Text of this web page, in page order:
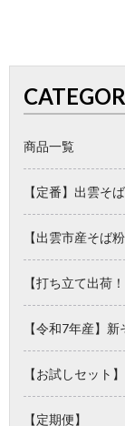
商品一覧
【定番】出雲そ
【出雲市産そば
【打ち立て出荷
【令和7年産】新
【お試しセット】
【定期便】